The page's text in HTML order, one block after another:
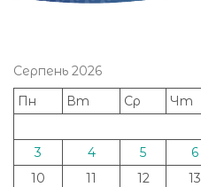
Серпень 2026
Пн
Вт Ср Чт
3
4 5 6
10
11 12 13